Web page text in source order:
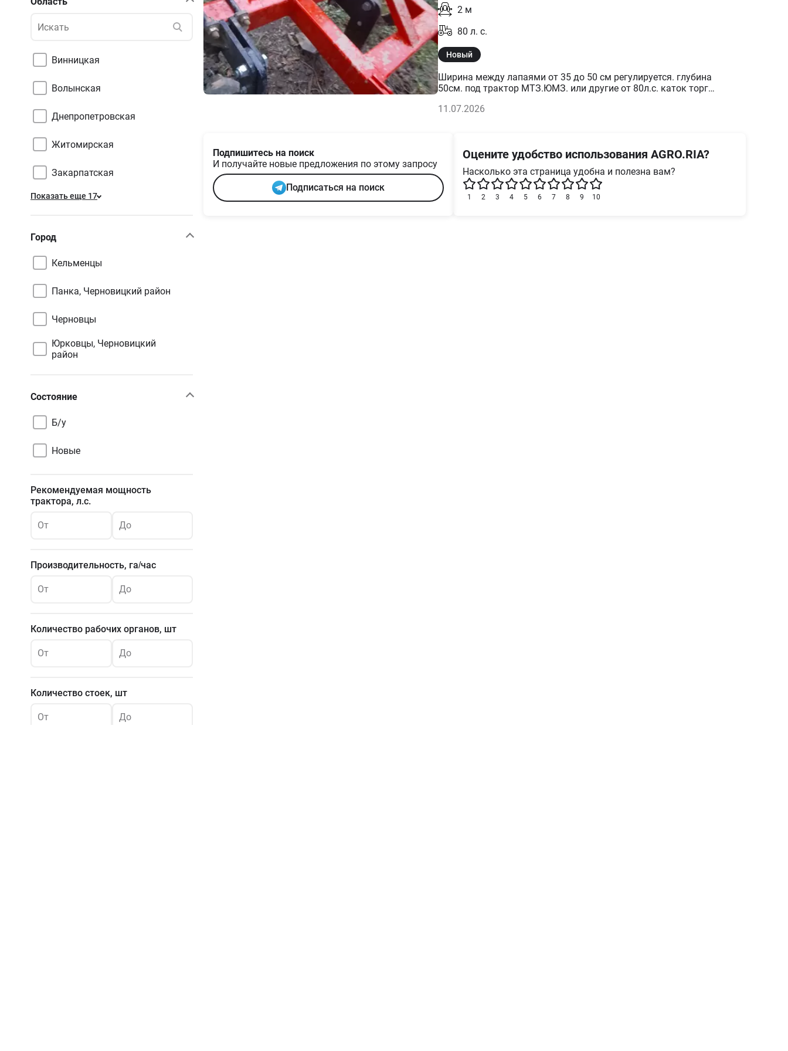
Винницкая
Волынская
Днепропетровская
Житомирская
Закарпатская
Показать еще 17
Город
Кельменцы
Панка, Черновицкий район
Черновцы
Юрковцы, Черновицкий
район
Состояние
Б/у
Новые
Рекомендуемая мощность
трактора, л.с.
От До
Производительность, га/час
От До
Количество рабочих органов, шт
От До
Количество стоек, шт
От До
2 м
80 л. с.
Новый
Ширина между лапаями от 35 до 50 см регулируется. глубина
50см. под трактор МТЗ.ЮМЗ. или другие от 80л.с. каток торг
11.07.2026
Подпишитесь на поиск
И получайте новые предложения по этому запросу
Подписаться на поиск
Оцените удобство использования AGRO.RIA?
Насколько эта страница удобна и полезна вам?
10
9
8
7
6
5
4
3
2
1